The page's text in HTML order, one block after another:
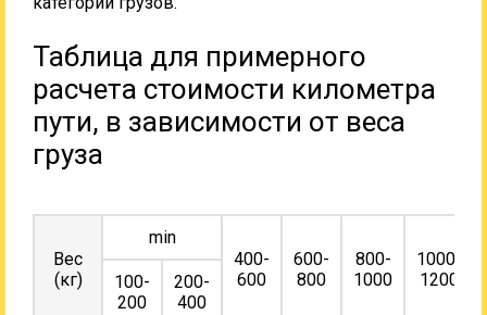
Таблица для примерного
расчета стоимости километра
пути, в зависимости от веса
груза
Вес
(кг)
min
400-
600
600-
800
800-
1000
1000-
1200
100-
200
200-
400